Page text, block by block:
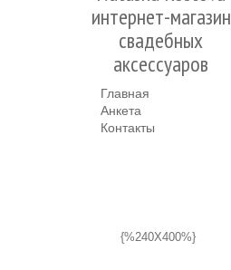
интернет-магазин
свадебных
аксессуаров
Главная
Анкета
Контакты
{%240X400%}